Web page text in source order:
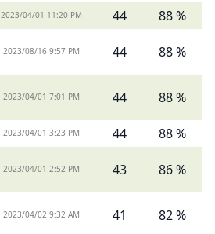
2023/04/01 11:20 PM 44 88 %
2023/08/16 9:57 PM 44 88 %
2023/04/01 7:01 PM 44 88 %
2023/04/01 3:23 PM 44 88 %
2023/04/01 2:52 PM 43 86 %
2023/04/02 9:32 AM 41 82 %